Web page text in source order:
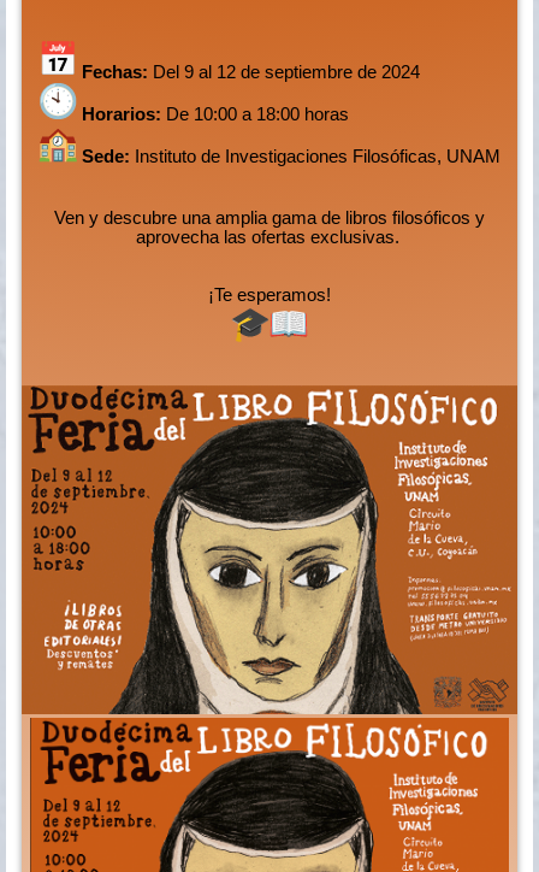
Fechas: Del 9 al 12 de septiembre de 2024
Horarios: De 10:00 a 18:00 horas
Sede: Instituto de Investigaciones Filosóficas, UNAM
Ven y descubre una amplia gama de libros filosóficos y
aprovecha las ofertas exclusivas.
¡Te esperamos!